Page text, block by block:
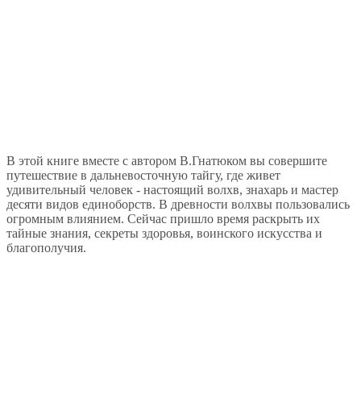
В этой книге вместе с автором В.Гнатюком вы совершите
путешествие в дальневосточную тайгу, где живет
удивительный человек - настоящий волхв, знахарь и мастер
десяти видов единоборств. В древности волхвы пользовались
огромным влиянием. Сейчас пришло время раскрыть их
тайные знания, секреты здоровья, воинского искусства и
благополучия.